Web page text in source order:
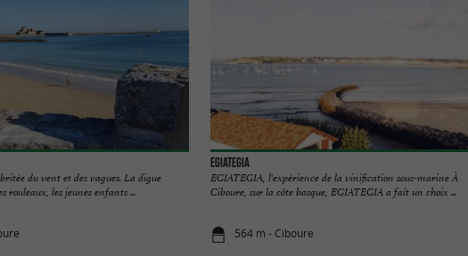
du vent et des vagues. La digue
rouleaux, les jeunes enfants ...
Egiategia
EGIATEGIA, l'expérience de la vinification sous-marine À
Ciboure, sur la côte basque, EGIATEGIA a fait un choix ...
564 m - Ciboure